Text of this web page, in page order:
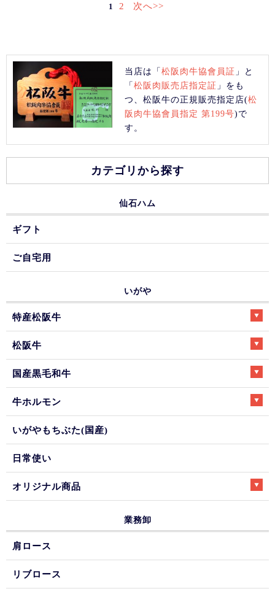
1 2 次へ>>
当店は「松阪肉牛協會員証 」と
「松阪肉販売店指定証 」をも
つ、松阪牛の正規販売指定店(松
阪肉牛協會員指定 第199号)で
す。
カテゴリから探す
仙石ハム
ギフト
ご自宅用
いがや
特産松阪牛
松阪牛
国産黒毛和牛
牛ホルモン
いがやもちぶた(国産)
日常使い
オリジナル商品
業務卸
肩ロース
リブロース